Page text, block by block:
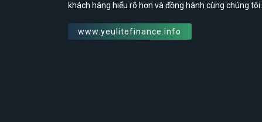
khách hàng hiểu rõ hơn và đồng hành cùng chúng tôi.
www.yeulitefinance.info